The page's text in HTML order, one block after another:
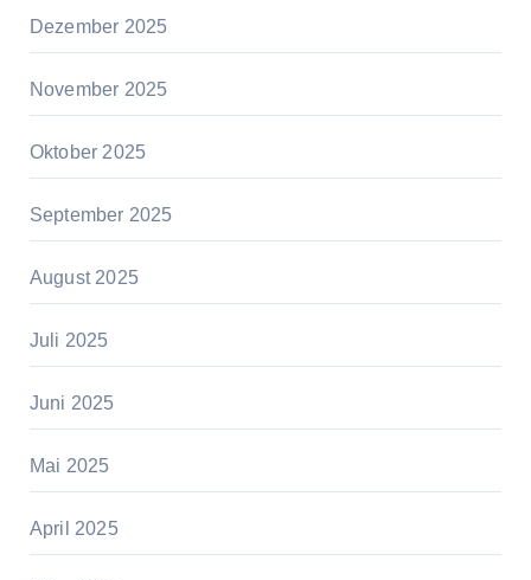
Dezember 2025
November 2025
Oktober 2025
September 2025
August 2025
Juli 2025
Juni 2025
Mai 2025
April 2025